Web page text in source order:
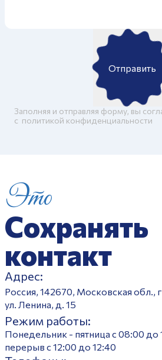
Отправить
Заполняя и отправляя форму, вы
c политикой конфиденциальности
Это
Сохранять
контакт
Адрес:
Россия, 142670, Московская обл.,
ул. Ленина, д. 15
Режим работы:
Понедельник - пятница с 08:00 до
перерыв с 12:00 до 12:40